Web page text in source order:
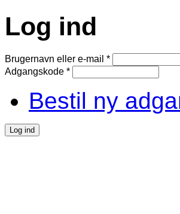
Log ind
Brugernavn eller e-mail *
Adgangskode *
Bestil ny